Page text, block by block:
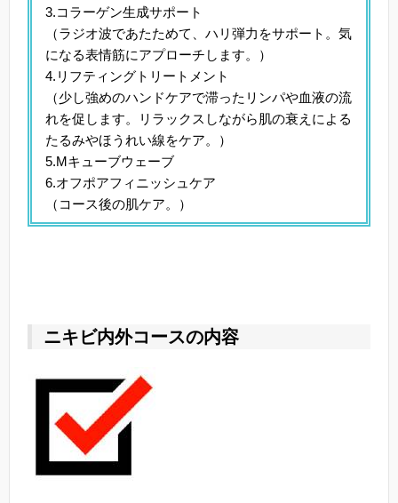
3.コラーゲン生成サポート
（ラジオ波であたためて、ハリ弾力をサポート。気
になる表情筋にアプローチします。）
4.リフティングトリートメント
（少し強めのハンドケアで滞ったリンパや血液の流
れを促します。リラックスしながら肌の衰えによる
たるみやほうれい線をケア。）
5.Mキューブウェーブ
6.オフポアフィニッシュケア
（コース後の肌ケア。）
ニキビ内外コースの内容